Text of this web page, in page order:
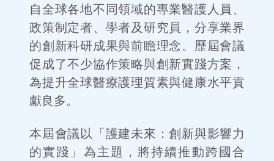
自全球各地不同領域的專業醫護人員、
政策制定者、學者及研究員，分享業界
的創新科研成果與前瞻理念。歷屆會議
促成了不少協作策略與創新實踐方案，
為提升全球醫療護理質素與健康水平貢
獻良多。
本屆會議以「護建未來：創新與影響力
的實踐」為主題，將持續推動跨國合